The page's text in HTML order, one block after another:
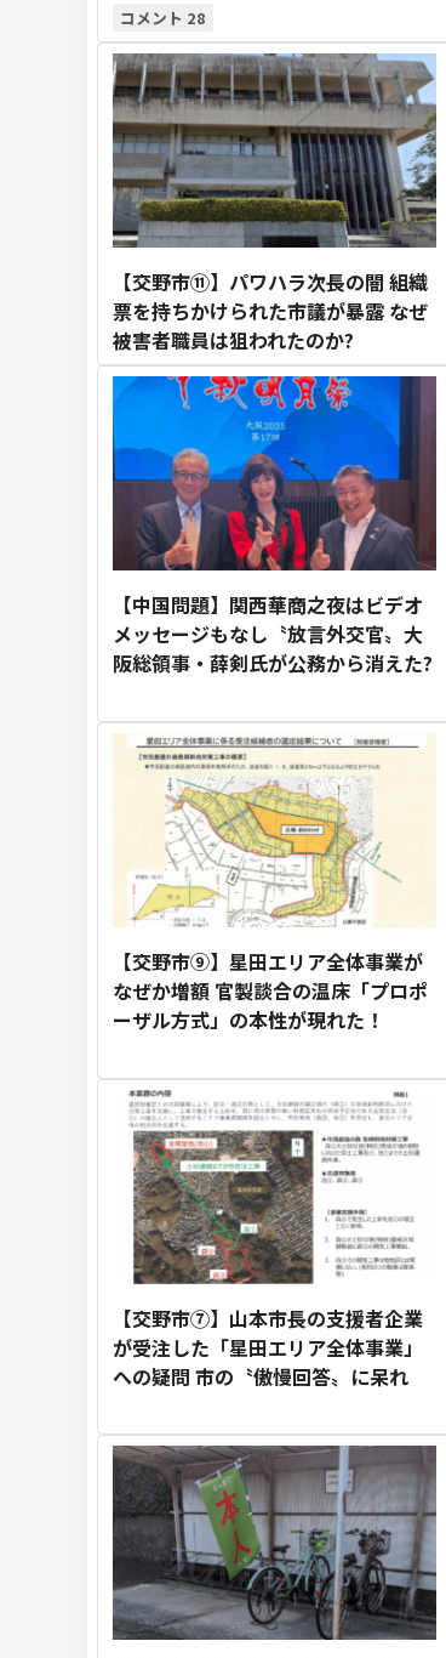
28
【交野市⑪】パワハラ次長の闇 組織
票を持ちかけられた市議が暴露 なぜ
被害者職員は狙われたのか?
【中国問題】関西華商之夜はビデオ
メッセージもなし〝放言外交官〟大
阪総領事・薛剣氏が公務から消えた?
【交野市⑨】星田エリア全体事業が
なぜか増額 官製談合の温床「プロポ
ーザル方式」の本性が現れた！
【交野市⑦】山本市長の支援者企業
が受注した「星田エリア全体事業」
への疑問 市の〝傲慢回答〟に呆れ